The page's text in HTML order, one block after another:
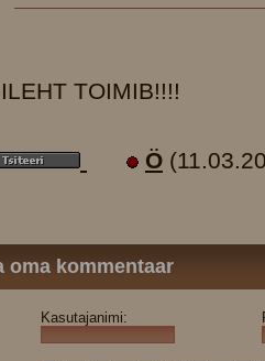
TOIMIB!!!!
Ö
oma kommentaar
Kasutajanimi: